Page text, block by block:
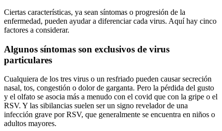
Ciertas características, ya sean síntomas o progresión de la
enfermedad, pueden ayudar a diferenciar cada virus. Aquí hay cinco
factores a considerar.
Algunos síntomas son exclusivos de virus
particulares
Cualquiera de los tres virus o un resfriado pueden causar secreción
nasal, tos, congestión o dolor de garganta. Pero la pérdida del gusto
y el olfato se asocia más a menudo con el covid que con la gripe o el
RSV. Y las sibilancias suelen ser un signo revelador de una
infección grave por RSV, que generalmente se encuentra en niños o
adultos mayores.